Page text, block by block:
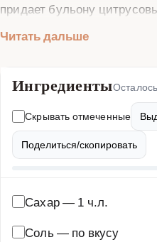
придает бульону
сливочным. Этот бульон
для супов. Для
лемонграсс, кокосовое
готовится быстро и
очень насыщенным и
для тех, кто любит
Попробуйте этот рецепт,
Читать дальше
ИнгредиентыОсталось
Скрывать отмеченные
Поделиться/скопировать
Сахар— 1 ч.л.
Соль — по вкусу